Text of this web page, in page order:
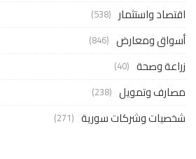
اقتصاد واستثمار (538)
أسواق ومعارض (846)
زراعة وصحة (40)
مصارف وتمويل (238)
شخصيات وشركات سورية (271)